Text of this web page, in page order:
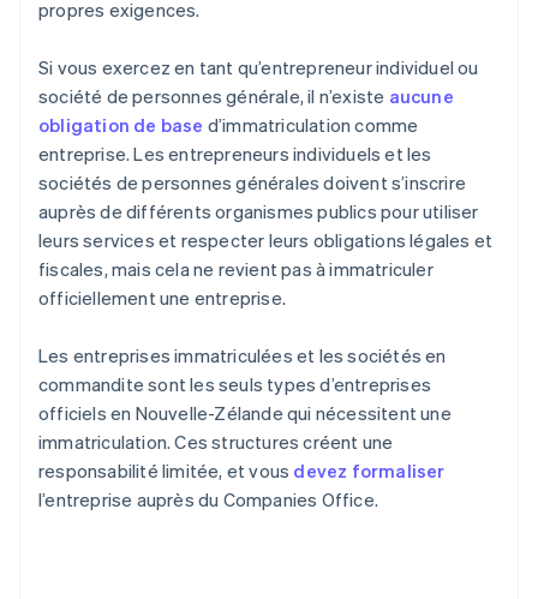
propres exigences.
Si vous exercez en tant qu’entrepreneur individuel ou
société de personnes générale, il n’existe aucune
obligation de base d’immatriculation comme
entreprise. Les entrepreneurs individuels et les
sociétés de personnes générales doivent s’inscrire
auprès de différents organismes publics pour utiliser
leurs services et respecter leurs obligations légales et
fiscales, mais cela ne revient pas à immatriculer
officiellement une entreprise.
Les entreprises immatriculées et les sociétés en
commandite sont les seuls types d’entreprises
officiels en Nouvelle-Zélande qui nécessitent une
immatriculation. Ces structures créent une
responsabilité limitée, et vous devez formaliser
l’entreprise auprès du Companies Office.